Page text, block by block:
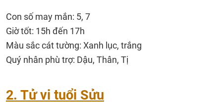
Con số may mắn: 5, 7
Giờ tốt: 15h đến 17h
Màu sắc cát tường: Xanh lục, trắng
Quý nhân phù trợ: Dậu, Thân, Tị
2. Tử vi tuổi Sửu